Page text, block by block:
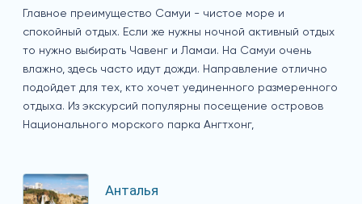
Главное преимущество Самуи - чистое море и
спокойный отдых. Если же нужны ночной активный отдых
то нужно выбирать Чавенг и Ламаи. На Самуи очень
влажно, здесь часто идут дожди. Направление отлично
подойдет для тех, кто хочет уединенного размеренного
отдыха. Из экскурсий популярны посещение островов
Национального морского парка Ангтхонг,
Анталья